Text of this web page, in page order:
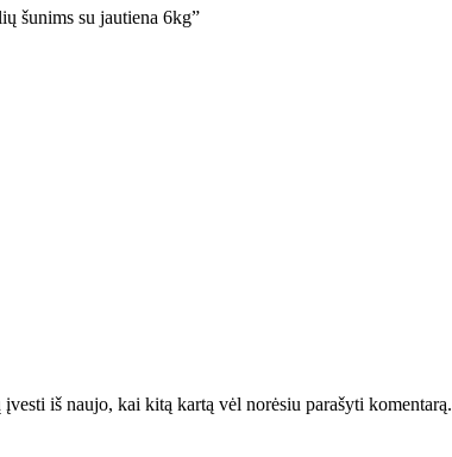
šunims su jautiena 6kg”
iš naujo, kai kitą kartą vėl norėsiu parašyti komentarą.